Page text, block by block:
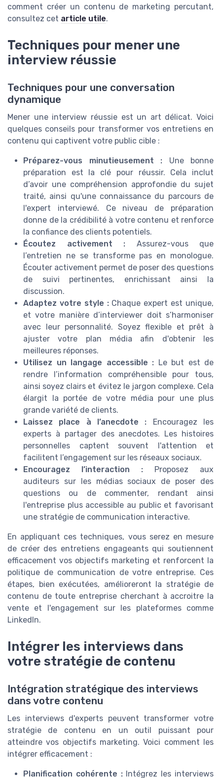
comment créer un contenu de marketing percutant,
consultez cet article utile.
Techniques pour mener une
interview réussie
Techniques pour une conversation
dynamique
Mener une interview réussie est un art délicat. Voici
quelques conseils pour transformer vos entretiens en
contenu qui captivent votre public cible :
Préparez-vous minutieusement : Une bonne
préparation est la clé pour réussir. Cela inclut
d’avoir une compréhension approfondie du sujet
traité, ainsi qu'une connaissance du parcours de
l'expert interviewé. Ce niveau de préparation
donne de la crédibilité à votre contenu et renforce
la confiance des clients potentiels.
Écoutez activement : Assurez-vous que
l’entretien ne se transforme pas en monologue.
Écouter activement permet de poser des questions
de suivi pertinentes, enrichissant ainsi la
discussion.
Adaptez votre style :Chaque expert est unique,
et votre manière d’interviewer doit s’harmoniser
avec leur personnalité. Soyez flexible et prêt à
ajuster votre plan média afin d'obtenir les
meilleures réponses.
Utilisez un langage accessible : Le but est de
rendre l’information compréhensible pour tous,
ainsi soyez clairs et évitez le jargon complexe. Cela
élargit la portée de votre média pour une plus
grande variété de clients.
Laissez place à l’anecdote : Encouragez les
experts à partager des anecdotes. Les histoires
personnelles captent souvent l'attention et
facilitent l’engagement sur les réseaux sociaux.
Encouragez l’interaction : Proposez aux
auditeurs sur les médias sociaux de poser des
questions ou de commenter, rendant ainsi
l'entreprise plus accessible au public et favorisant
une stratégie de communication interactive.
En appliquant ces techniques, vous serez en mesure
de créer des entretiens engageants qui soutiennent
efficacement vos objectifs marketing et renforcent la
politique de communication de votre entreprise. Ces
étapes, bien exécutées, amélioreront la stratégie de
contenu de toute entreprise cherchant à accroitre la
vente et l'engagement sur les plateformes comme
LinkedIn.
Intégrer les interviews dans
votre stratégie de contenu
Intégration stratégique des interviews
dans votre contenu
Les interviews d'experts peuvent transformer votre
stratégie de contenu en un outil puissant pour
atteindre vos objectifs marketing. Voici comment les
intégrer efficacement :
Planification cohérente :Intégrez les interviews